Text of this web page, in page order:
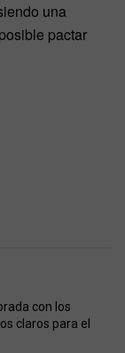
una
pactar
con los
claros para el